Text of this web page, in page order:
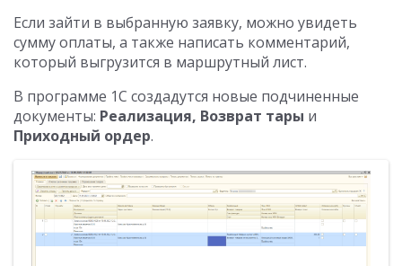
Если зайти в выбранную заявку, можно увидеть
сумму оплаты, а также написать комментарий,
который выгрузится в маршрутный лист.
В программе 1С создадутся новые подчиненные
документы: Реализация, Возврат тары и
Приходный ордер.